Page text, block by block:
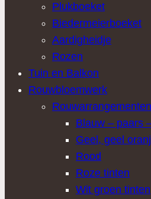
Plukboeket
Biedermeierboeket
Aardigheidje
Rozen
Tuin en Balkon
Rouwbloemwerk
Rouwarrangementen
Blauw – paars
Geel, geel
Rood
Roze tinten
Wit groen tinten